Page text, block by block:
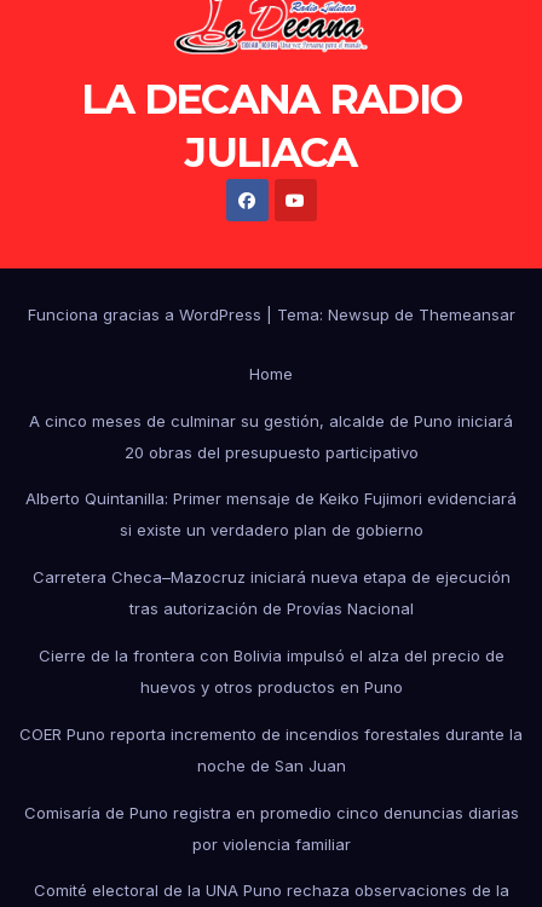
LA DECANA RADIO
JULIACA
Funciona gracias a WordPress Tema: Newsup de Themeansar
Home
A cinco meses de culminar su gestión, alcalde de Puno iniciará
20 obras del presupuesto participativo
Alberto Quintanilla: Primer mensaje de Keiko Fujimori evidenciará
si existe un verdadero plan de gobierno
Carretera Checa–Mazocruz iniciará nueva etapa de ejecución
tras autorización de Provías Nacional
Cierre de la frontera con Bolivia impulsó el alza del precio de
huevos y otros productos en Puno
COER Puno reporta incremento de incendios forestales durante la
noche de San Juan
Comisaría de Puno registra en promedio cinco denuncias diarias
por violencia familiar
Comité electoral de la UNA Puno rechaza observaciones de la